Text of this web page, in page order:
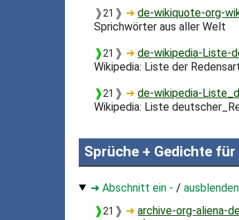
❱21 ❱ ➜de-wikiquote-org-
Sprichwörter aus aller Welt
❱21 ❱ ➜de-wikipedia-Liste-
Wikipedia: Liste der
❱21 ❱ ➜de-wikipedia-
Wikipedia: Liste
Sprüche + Gedichte
➜ Abschnitt ein - /ausblenden
❱21 ❱ ➜archive-org-aliena-